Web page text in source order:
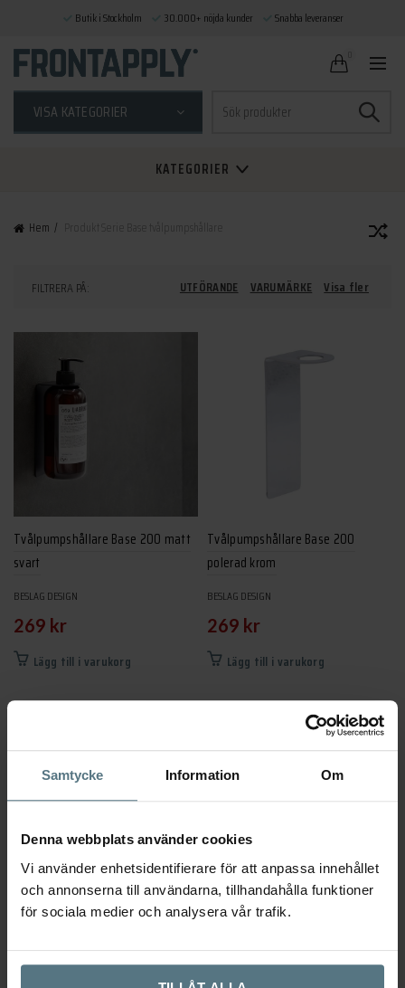
Samtycke Information Om
Denna webbplats använder cookies
Vi använder enhetsidentifierare för att anpassa innehållet
och annonserna till användarna, tillhandahålla funktioner
för sociala medier och analysera vår trafik.
VISA KATEGORIER
efter:
KATEGORIER
Hem
FILTRERA PÅ: UTFÖRANDE VARUMÄRKE Visa fler
Tvålpumpshållare Base 200 matt
svart
BESLAG DESIGN
269 kr
Lägg till i varukorg
Tvålpumpshållare Base 200
polerad krom
BESLAG DESIGN
269 kr
Lägg till i varukorg
Tvålpumpshållare Base 200 rostfri
BESLAG DESIGN
Butik i Stockholm 30.000+ nöjda kunder Snabba leveranser